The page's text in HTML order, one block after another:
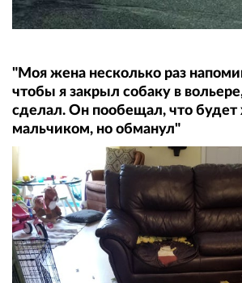
"Моя жена несколько раз
чтобы я закрыл собаку в
сделал. Он пообещал, что
мальчиком, но обманул"